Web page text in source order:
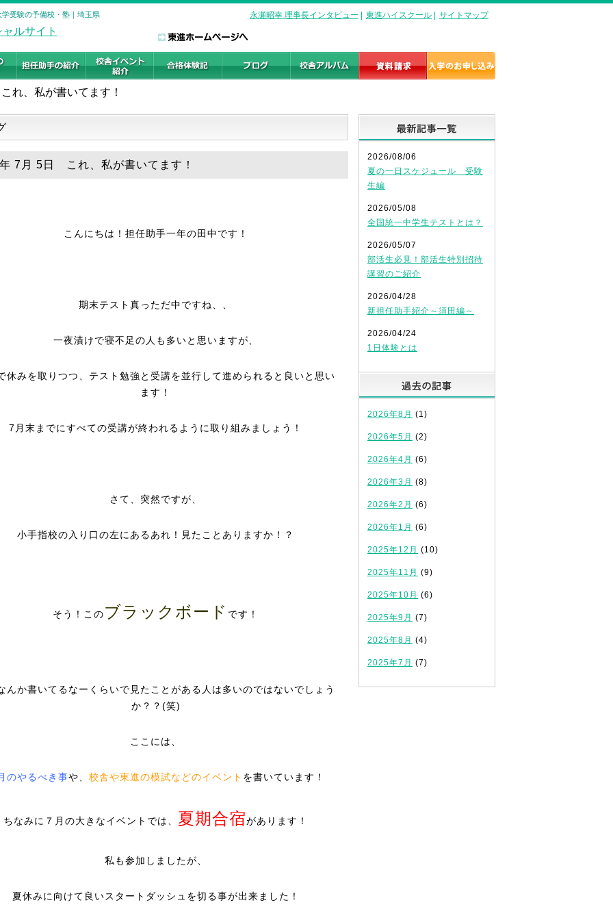
受験の予備校・塾｜埼玉県 永瀬昭幸 理事長インタビュー 東進ハイスクール サイトマップ
これ、私が書いてます！
7月 5日 これ、私が書いてます！
こんにちは！担任助手一年の田中です！
期末テスト真っただ中ですね、、
一夜漬けで寝不足の人も多いと思いますが、
休みを取りつつ、テスト勉強と受講を並行して進められると良いと思い
ます！
7月末までにすべての受講が終われるように取り組みましょう！
さて、突然ですが、
小手指校の入り口の左にあるあれ！見たことありますか！？
そう！このブラックボード です！
んか書いてるなーくらいで見たことがある人は多いのではないでしょう
か？？(笑)
ここには、
のやるべき事や、 校舎や東進の模試などのイベント を書いています！
ちなみに７月の大きなイベントでは、 夏期合宿があります！
私も参加しましたが、
夏休みに向けて良いスタートダッシュを切る事が出来ました！
2026/08/06
夏の一日スケジュール 受験
生編
2026/05/08
全国統一中学生テストとは？
2026/05/07
部活生必見！部活生特別招待
講習のご紹介
2026/04/28
新担任助手紹介～須田編～
2026/04/24
1日体験とは
2026年8月 (1)
2026年5月 (2)
2026年4月 (6)
2026年3月 (8)
2026年2月 (6)
2026年1月 (6)
2025年12月 (10)
2025年11月 (9)
2025年10月 (6)
2025年9月 (7)
2025年8月 (4)
2025年7月 (7)